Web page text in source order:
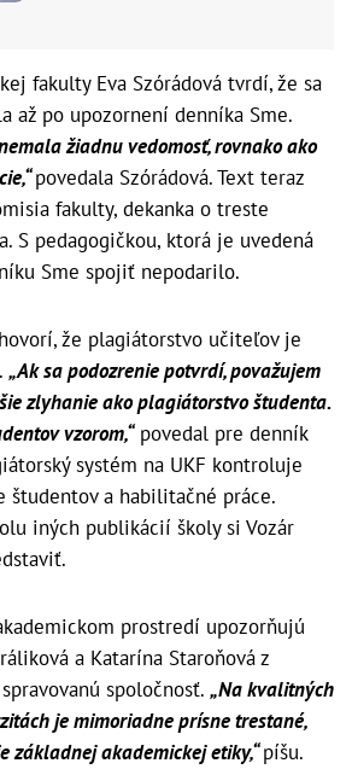
fakulty Eva Szórádová tvrdí, že sa
až po upozornení denníka Sme.
žiadnu vedomosť, rovnako ako
povedala Szórádová. Text teraz
fakulty, dekanka o treste
S pedagogičkou, ktorá je uvedená
Sme spojiť nepodarilo.
že plagiátorstvo učiteľov je
„Ak sa podozrenie potvrdí, považujem
zlyhanie ako plagiátorstvo študenta.
vzorom,“povedal pre denník
systém na UKF kontroluje
študentov a habilitačné práce.
iných publikácií školy si Vozár
prostredí upozorňujú
a Katarína Staroňová z
spoločnosť. „Na kvalitných
je mimoriadne prísne trestané,
základnej akademickej etiky,“píšu.